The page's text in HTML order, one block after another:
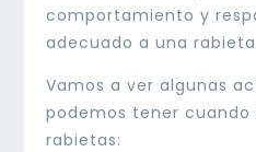
comportamiento y
adecuado a una
Vamos a ver algunas
podemos tener cuando
rabietas: